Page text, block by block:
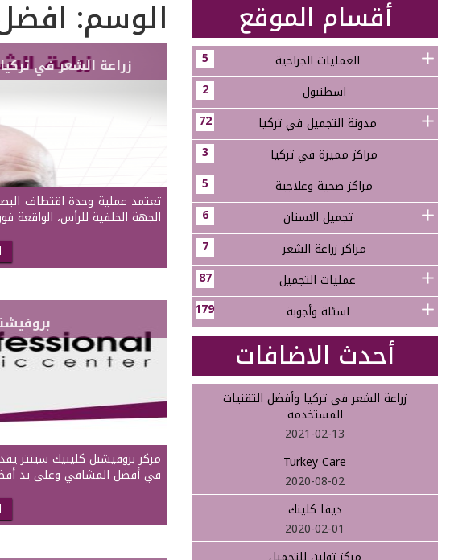
أقسام الموقع
العمليات الجراحية
5
اسطنبول
2
مدونة التجميل في تركيا
72
مراكز مميزة في تركيا
3
مراكز صحية وعلاجية
5
تجميل الاسنان
6
مراكز زراعة الشعر
7
عمليات التجميل
87
اسئلة وأجوبة
179
أحدث الاضافات
زراعة الشعر في تركيا وأفضل التقنيات
المستخدمة
2021-02-13
Turkey Care
2020-08-02
ديفا كلينك
2020-02-01
الوسم:
زراعة الشعر في
الجهة الخلفية للرأس، الواقعة
مركز بروفيشنل كلينيك سينتر
في أفضل المشافي وعلى يد